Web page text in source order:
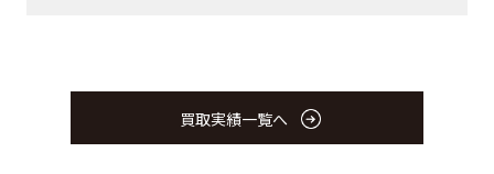
買取実績一覧へ